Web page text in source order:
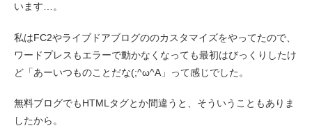
います…。
私はFC2やライブドアブログののカスタマイズをやってたので、
ワードプレスもエラーで動かなくなっても最初はびっくりしたけ
ど「あーいつものことだな(;^ω^A」って感じでした。
無料ブログでもHTMLタグとか間違うと、そういうこともありま
したから。